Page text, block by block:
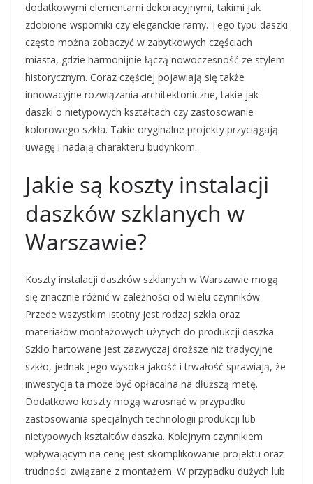
dodatkowymi elementami dekoracyjnymi, takimi jak
zdobione wsporniki czy eleganckie ramy. Tego typu daszki
często można zobaczyć w zabytkowych częściach
miasta, gdzie harmonijnie łączą nowoczesność ze stylem
historycznym. Coraz częściej pojawiają się także
innowacyjne rozwiązania architektoniczne, takie jak
daszki o nietypowych kształtach czy zastosowanie
kolorowego szkła. Takie oryginalne projekty przyciągają
uwagę i nadają charakteru budynkom.
Jakie są koszty instalacji
daszków szklanych w
Warszawie?
Koszty instalacji daszków szklanych w Warszawie mogą
się znacznie różnić w zależności od wielu czynników.
Przede wszystkim istotny jest rodzaj szkła oraz
materiałów montażowych użytych do produkcji daszka.
Szkło hartowane jest zazwyczaj droższe niż tradycyjne
szkło, jednak jego wysoka jakość i trwałość sprawiają, że
inwestycja ta może być opłacalna na dłuższą metę.
Dodatkowo koszty mogą wzrosnąć w przypadku
zastosowania specjalnych technologii produkcji lub
nietypowych kształtów daszka. Kolejnym czynnikiem
wpływającym na cenę jest skomplikowanie projektu oraz
trudności związane z montażem. W przypadku dużych lub